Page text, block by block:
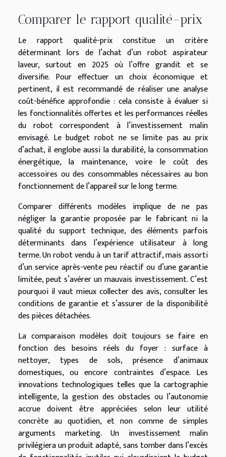
Comparer le rapport qualité-prix
Le rapport qualité-prix constitue un critère
déterminant lors de l’achat d’un robot aspirateur
laveur, surtout en 2025 où l’offre grandit et se
diversifie. Pour effectuer un choix économique et
pertinent, il est recommandé de réaliser une analyse
coût-bénéfice approfondie : cela consiste à évaluer si
les fonctionnalités offertes et les performances réelles
du robot correspondent à l’investissement malin
envisagé. Le budget robot ne se limite pas au prix
d’achat, il englobe aussi la durabilité, la consommation
énergétique, la maintenance, voire le coût des
accessoires ou des consommables nécessaires au bon
fonctionnement de l’appareil sur le long terme.
Comparer différents modèles implique de ne pas
négliger la garantie proposée par le fabricant ni la
qualité du support technique, des éléments parfois
déterminants dans l’expérience utilisateur à long
terme. Un robot vendu à un tarif attractif, mais assorti
d’un service après-vente peu réactif ou d’une garantie
limitée, peut s’avérer un mauvais investissement. C’est
pourquoi il vaut mieux collecter des avis, consulter les
conditions de garantie et s’assurer de la disponibilité
des pièces détachées.
La comparaison modèles doit toujours se faire en
fonction des besoins réels du foyer : surface à
nettoyer, types de sols, présence d’animaux
domestiques, ou encore contraintes d’espace. Les
innovations technologiques telles que la cartographie
intelligente, la gestion des obstacles ou l’autonomie
accrue doivent être appréciées selon leur utilité
concrète au quotidien, et non comme de simples
arguments marketing. Un investissement malin
privilégiera un produit adapté, sans tomber dans l’excès